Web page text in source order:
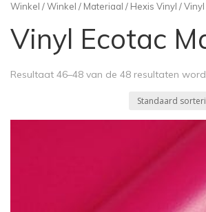
Winkel /Winkel / Materiaal / Hexis Vinyl /
Vinyl Ecotac
Resultaat 46–48 van de 48 resultaten